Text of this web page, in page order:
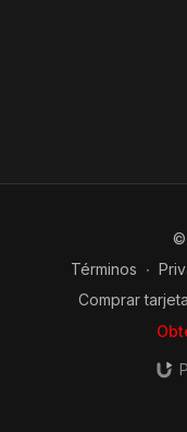
©
Términos ∙
Comprar